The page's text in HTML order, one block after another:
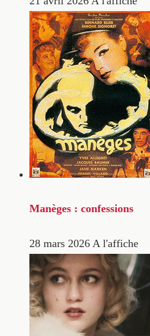
Manèges : confessions
28 mars 2026 A l'affiche